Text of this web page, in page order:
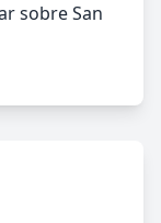
sobre San